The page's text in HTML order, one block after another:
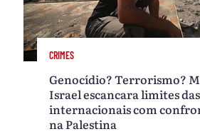
CRIMES
Genocídio? Terrorismo?
Israel escancara limites
internacionais com
na Palestina